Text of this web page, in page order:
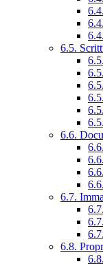
6.5.
6.6.
6.7.
6.8.